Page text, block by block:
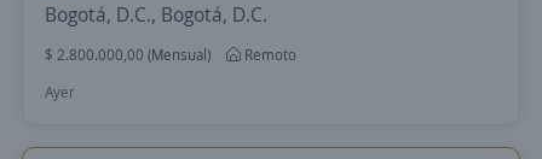
Bogotá, D.C., Bogotá, D.C.
$ 2.800.000,00 (Mensual)
Remoto
Ayer